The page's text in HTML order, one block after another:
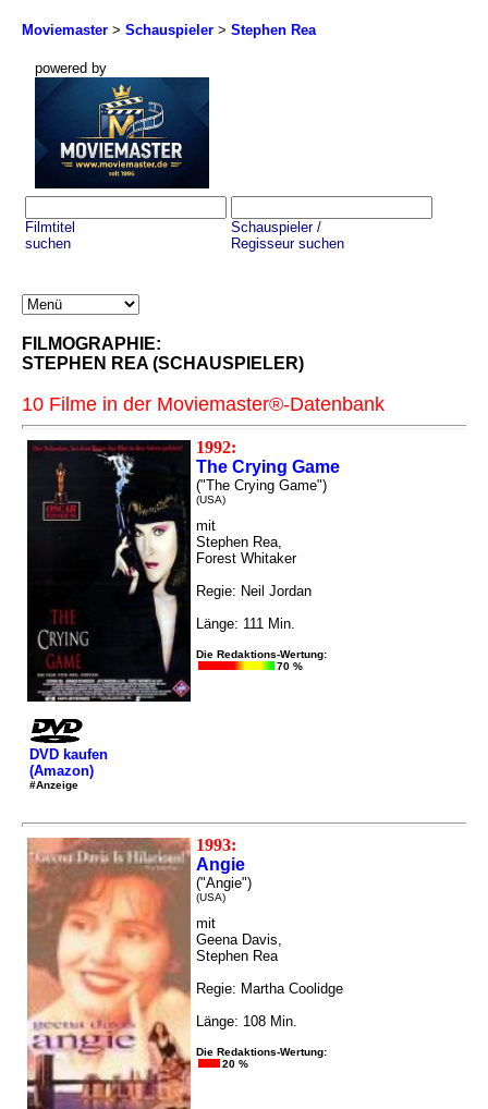
Moviemaster > Schauspieler > Stephen Rea
powered by
Filmtitel
suchen
Schauspieler /
Regisseur suchen
FILMOGRAPHIE:
STEPHEN REA (SCHAUSPIELER)
10 Filme in der Moviemaster®-Datenbank
1992:
The Crying Game
("The Crying Game")
(USA)
mit
Stephen Rea,
Forest Whitaker
Regie: Neil Jordan
Länge: 111 Min.
Die Redaktions-Wertung:
70 %
DVD kaufen
(Amazon)
#Anzeige
1993:
Angie
("Angie")
(USA)
mit
Geena Davis,
Stephen Rea
Regie: Martha Coolidge
Länge: 108 Min.
Die Redaktions-Wertung:
20 %